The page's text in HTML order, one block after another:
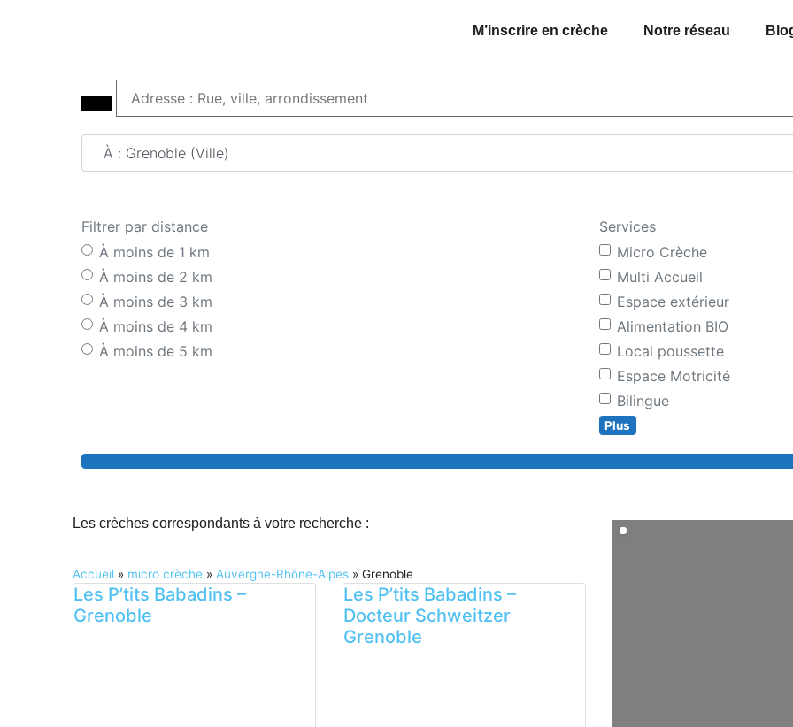
M’inscrire en crèche Notre réseau
Adresse : Rue, ville, arrondissement
Filtrer par distance
À moins de 1 km
À moins de 2 km
À moins de 3 km
À moins de 4 km
À moins de 5 km
Services
Micro Crèche
Multi Accueil
Espace extérieur
Alimentation BIO
Local poussette
Espace Motricité
Bilingue
Plus
Search
Les crèches correspondants à votre recherche :
Accueil » micro crèche » Auvergne-Rhône-Alpes » Grenoble
Les P’tits Babadins –
Grenoble
Les P’tits Babadins –
Docteur Schweitzer
Grenoble